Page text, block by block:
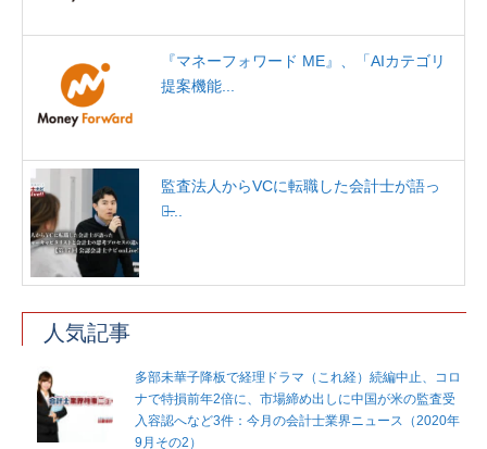
『マネーフォワード ME』、「AIカテゴリ
提案機能...
監査法人からVCに転職した会計士が語っ
た̶...
人気記事
多部未華子降板で経理ドラマ（これ経）続編中止、コロ
ナで特損前年2倍に、市場締め出しに中国が米の監査受
入容認へなど3件：今月の会計士業界ニュース（2020年
9月その2）